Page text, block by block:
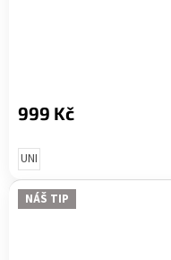
999 Kč
UNI
NÁŠ TIP